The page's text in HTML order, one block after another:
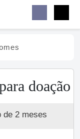
doação
de 2 meses